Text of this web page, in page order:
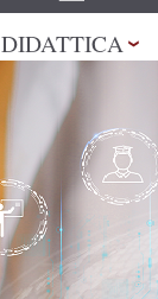
DIDATTICA